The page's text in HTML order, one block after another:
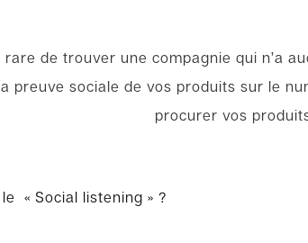
rare de trouver une compagnie qui n’a
preuve sociale de vos produits sur le
procurer vos
le « Social listening » ?